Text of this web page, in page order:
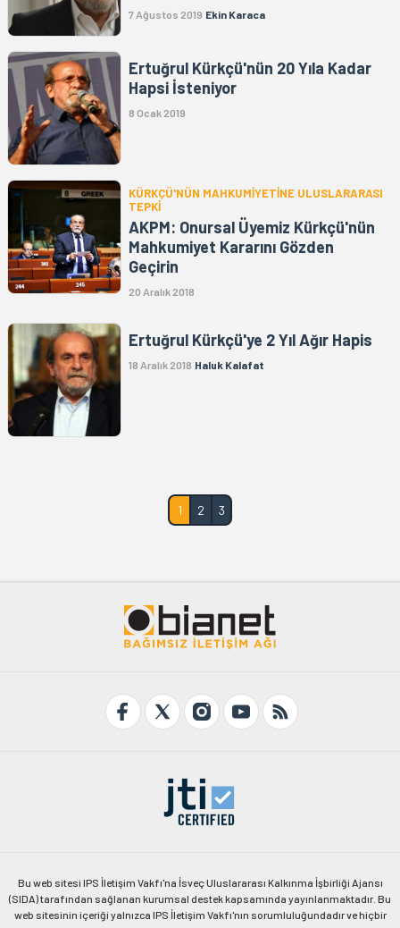
7 Ağustos 2019 Ekin Karaca
Ertuğrul Kürkçü'nün 20 Yıla Kadar
Hapsi İsteniyor
8 Ocak 2019
KÜRKÇÜ'NÜN MAHKUMİYETİNE ULUSLARARASI
TEPKİ
AKPM: Onursal Üyemiz Kürkçü'nün
Mahkumiyet Kararını Gözden
Geçirin
20 Aralık 2018
Ertuğrul Kürkçü'ye 2 Yıl Ağır Hapis
18 Aralık 2018 Haluk Kalafat
1 2 3
Bu web sitesi IPS İletişim Vakfı'na İsveç Uluslararası Kalkınma İşbirliği Ajansı
(SIDA) tarafından sağlanan kurumsal destek kapsamında yayınlanmaktadır. Bu
web sitesinin içeriği yalnızca IPS İletişim Vakfı'nın sorumluluğundadır ve hiçbir